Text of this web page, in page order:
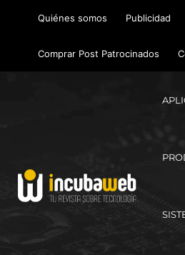
Quiénes somos Publicidad
Comprar Post Patrocinados